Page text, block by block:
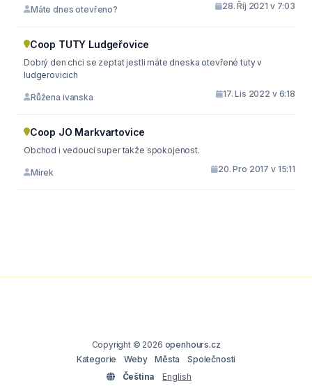
Máte dnes otevřeno? 28. Říj 2021 v 7:03
Coop TUTY Ludgeřovice
Dobrý den chci se zeptat jestli máte dneska otevřené tuty v
ludgerovicich
Růžena ivanska 17. Lis 2022 v 6:18
Coop JO Markvartovice
Obchod i vedoucí super takže spokojenost.
Mirek 20. Pro 2017 v 15:11
Copyright © 2026 openhours.cz
Kategorie
Weby Města
Společnosti
Čeština
English